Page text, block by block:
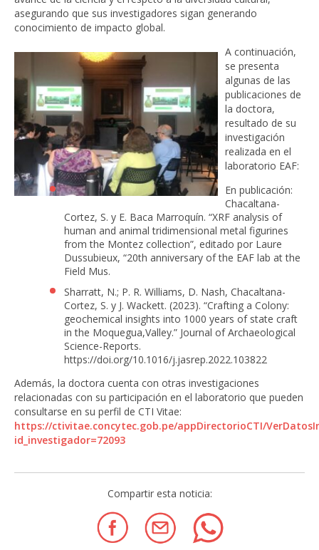
asegurando que sus investigadores sigan generando
conocimiento de impacto global.
A continuación,
se presenta
algunas de las
publicaciones de
la doctora,
resultado de su
investigación
realizada en el
laboratorio EAF:
En publicación:
Chacaltana-
Cortez, S. y E. Baca Marroquín. “XRF analysis of
human and animal tridimensional metal figurines
from the Montez collection”, editado por Laure
Dussubieux, “20th anniversary of the EAF lab at the
Field Mus.
Sharratt, N.; P. R. Williams, D. Nash, Chacaltana-
Cortez, S. y J. Wackett. (2023). “Crafting a Colony:
geochemical insights into 1000 years of state craft
in the Moquegua,Valley.” Journal of Archaeological
Science-Reports.
https://doi.org/10.1016/j.jasrep.2022.103822
Además, la doctora cuenta con otras investigaciones
relacionadas con su participación en el laboratorio que pueden
consultarse en su perfil de CTI Vitae:
https://ctivitae.concytec.gob.pe/appDirectorioCTI/
id_investigador=72093
Compartir esta noticia: